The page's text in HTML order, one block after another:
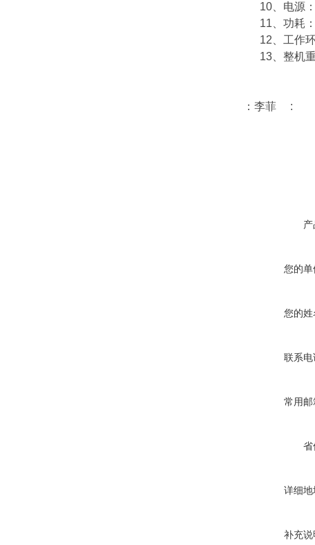
10、电源：
11、功耗：
12、工作环
13、整机重
：李菲 :
产
您的单
您的姓
联系电
常用邮
省
详细地
补充说